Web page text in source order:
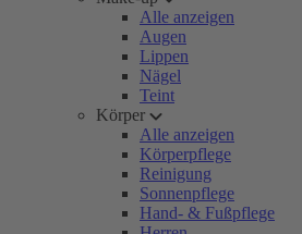
Alle anzeigen
Augen
Lippen
Nägel
Teint
Körper
Alle anzeigen
Körperpflege
Reinigung
Sonnenpflege
Hand- & Fußpflege